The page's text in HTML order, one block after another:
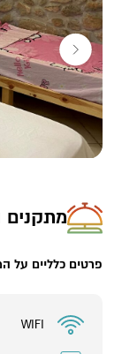
1 יחידה זוגית
6 יחידות משפחתיות (עד 10 אורחים)
מתקנים
פרטים כלליים על
WIFI